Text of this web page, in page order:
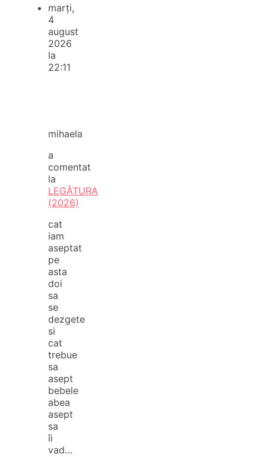
marți,
4
august
2026
la
22:11
mihaela
a
comentat
la
LEGĂTURA
(2026)
cat
iam
aseptat
pe
asta
doi
sa
se
dezgete
si
cat
trebue
sa
asept
bebele
abea
asept
sa
îi
vad…